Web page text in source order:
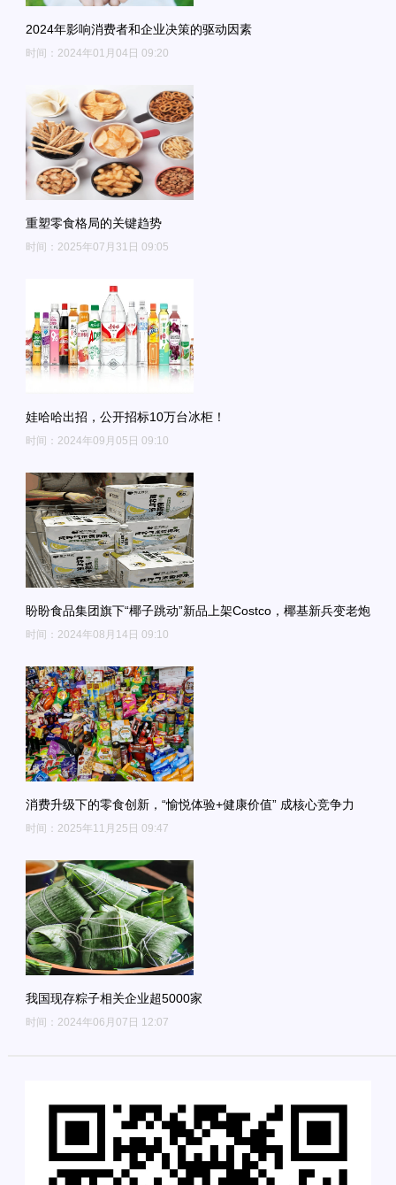
2024年影响消费者和企业决策的驱动因素
时间：2024年01月04日 09:20
重塑零食格局的关键趋势
时间：2025年07月31日 09:05
娃哈哈出招，公开招标10万台冰柜！
时间：2024年09月05日 09:10
盼盼食品集团旗下“椰子跳动”新品上架Costco，椰基新兵变老炮
时间：2024年08月14日 09:10
消费升级下的零食创新，“愉悦体验+健康价值” 成核心竞争力
时间：2025年11月25日 09:47
我国现存粽子相关企业超5000家
时间：2024年06月07日 12:07